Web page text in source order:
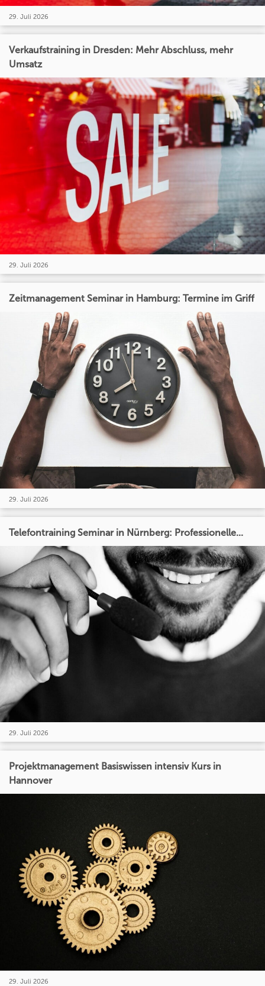
29. Juli 2026
Verkaufstraining in Dresden: Mehr Abschluss, mehr
Umsatz
29. Juli 2026
Zeitmanagement Seminar in Hamburg: Termine im Griff
29. Juli 2026
Telefontraining Seminar in Nürnberg: Professionelle...
29. Juli 2026
Projektmanagement Basiswissen intensiv Kurs in
Hannover
29. Juli 2026